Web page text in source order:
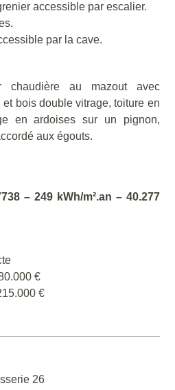
accessible par escalier.
par la cave.
chaudière au mazout avec
bois double vitrage, toiture en
en ardoises sur un pignon,
aux égouts.
– 249 kWh/m².an – 40.277
€
€
26